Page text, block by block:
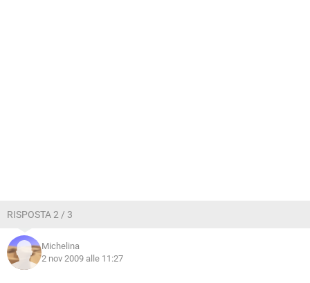
RISPOSTA 2 / 3
Michelina
2 nov 2009 alle 11:27